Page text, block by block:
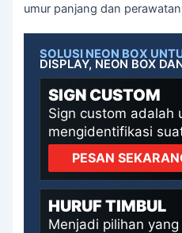
umur panjang dan
SOLUSI NEON BOX
DISPLAY, NEON BOX
SIGN CUSTOM
Sign custom adalah
mengidentifikasi
PESAN
HURUF TIMBUL
Menjadi pilihan